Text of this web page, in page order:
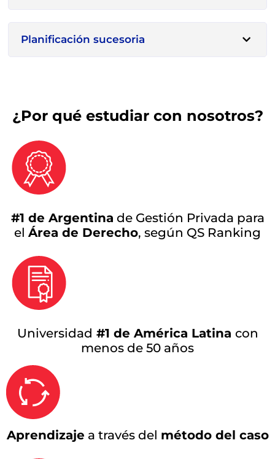
Planificación sucesoria
¿Por qué estudiar con nosotros?
#1 de Argentina de Gestión Privada para
el Área de Derecho, según QS Ranking
Universidad #1 de América Latina con
menos de 50 años
Aprendizaje a través del método del caso